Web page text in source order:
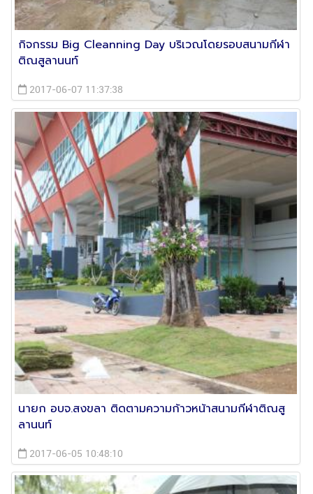
กิจกรรม Big Cleanning Day บริเวณโดยรอบสนามกีฬา
ติณสูลานนท์
2017-06-07 11:37:38
นายก อบจ.สงขลา ติดตามความก้าวหน้าสนามกีฬาติณสู
ลานนท์
2017-06-05 10:48:10